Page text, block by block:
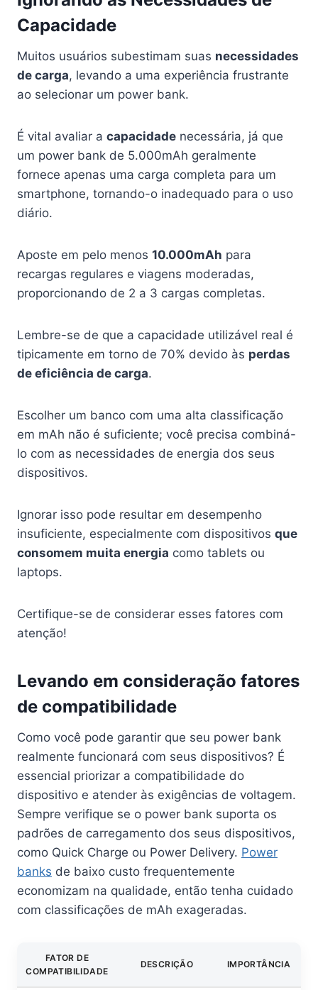
Capacidade
Muitos usuários subestimam suas necessidades
de carga, levando a uma experiência frustrante
ao selecionar um power bank.
É vital avaliar a capacidade necessária, já que
um power bank de 5.000mAh geralmente
fornece apenas uma carga completa para um
smartphone, tornando-o inadequado para o uso
diário.
Aposte em pelo menos 10.000mAh para
recargas regulares e viagens moderadas,
proporcionando de 2 a 3 cargas completas.
Lembre-se de que a capacidade utilizável real é
tipicamente em torno de 70% devido às perdas
de eficiência de carga.
Escolher um banco com uma alta classificação
em mAh não é suficiente; você precisa combiná-
lo com as necessidades de energia dos seus
dispositivos.
Ignorar isso pode resultar em desempenho
insuficiente, especialmente com dispositivos que
consomem muita energia como tablets ou
laptops.
Certifique-se de considerar esses fatores com
atenção!
Levando em consideração fatores
de compatibilidade
Como você pode garantir que seu power bank
realmente funcionará com seus dispositivos? É
essencial priorizar a compatibilidade do
dispositivo e atender às exigências de voltagem.
Sempre verifique se o power bank suporta os
padrões de carregamento dos seus dispositivos,
como Quick Charge ou Power Delivery. Power
banks de baixo custo frequentemente
economizam na qualidade, então tenha cuidado
com classificações de mAh exageradas.
FATOR DE
COMPATIBILIDADE
DESCRIÇÃO IMPORTÂNCIA